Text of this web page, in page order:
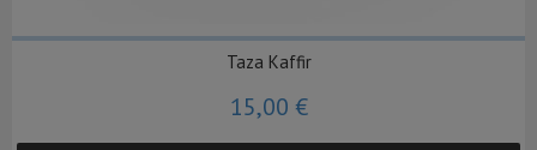
Taza Kaffir
15,00 €